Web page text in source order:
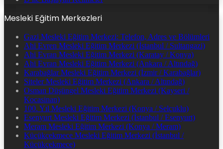
Mesleki Eğitim Merkezleri
Gazi Mesleki Eğitim Merkezi: Telefon, Adres ve Bölümleri
Ahi Evren Mesleki Eğitim Merkezi (İstanbul / Sultangazi)
Ahi Evran Mesleki Eğitim Merkezi (Karatay / Konya)
Ahi Evran Mesleki Eğitim Merkezi (Ankara / Altındağ)
Karabağlar Mesleki Eğitim Merkezi (İzmir / Karabağlar)
Siteler Mesleki Eğitim Merkezi (Ankara / Altındağ)
Osman Düşüngel Mesleki Eğitim Merkezi (Kayseri /
Kocasinan)
100. Yıl Mesleki Eğitim Merkezi (Konya / Selçuklu)
Esenyurt Mesleki Eğitim Merkezi (İstanbul / Esenyurt)
Meram Mesleki Eğitim Merkezi (Konya / Meram)
Küçükçekmece Mesleki Eğitim Merkezi (İstanbul /
Küçükçekmece)